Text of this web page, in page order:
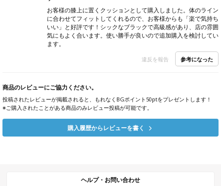
お客様の膝上に置くクッションとして購入しました。体のライン
に合わせてフィットしてくれるので、お客様からも「楽で気持ち
いい」と好評です！シックなブラックで高級感があり、店の雰囲
気にもよく合います。使い勝手が良いので追加購入を検討してい
ます。
違反を報告 参考になった
商品のレビューにご協力ください。
投稿されたレビューが掲載されると、もれなくBGポイント50ptをプレゼントします！
※ご購入されたことがある商品のみレビュー投稿が可能です。
購入履歴からレビューを書く
ヘルプ・お問い合わせ